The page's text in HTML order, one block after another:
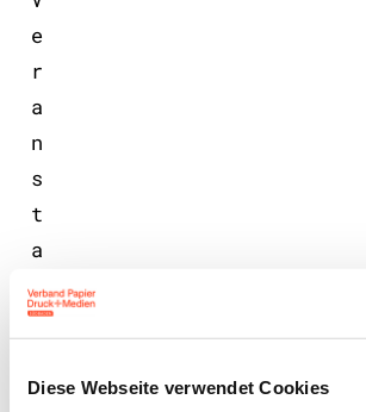
Diese Webseite verwendet Cookies
e
r
a
n
s
t
a
l
t
n